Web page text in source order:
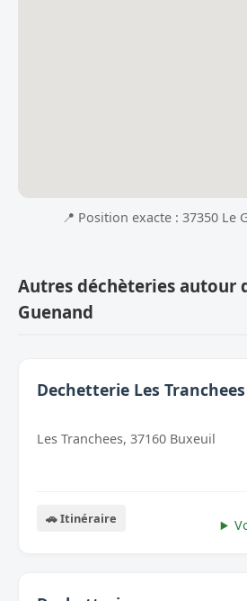
📍 Position exacte : 37350 Le
Autres déchèteries autour
Guenand
Dechetterie Les Tranchees
Les Tranchees, 37160 Buxeuil
🚗 Itinéraire